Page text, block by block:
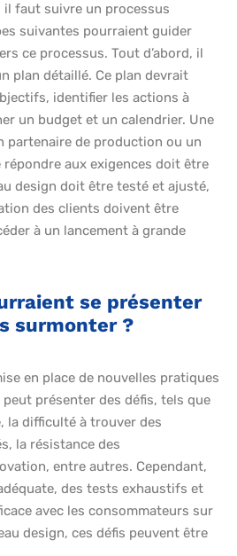
il faut suivre un processus
suivantes pourraient guider
ce processus. Tout d’abord, il
plan détaillé. Ce plan devrait
identifier les actions à
un budget et un calendrier. Une
partenaire de production ou un
aux exigences doit être
design doit être testé et ajusté,
des clients doivent être
à un lancement à grande
se présenter
surmonter ?
en place de nouvelles pratiques
peut présenter des défis, tels que
la difficulté à trouver des
la résistance des
entre autres. Cependant,
des tests exhaustifs et
avec les consommateurs sur
design, ces défis peuvent être